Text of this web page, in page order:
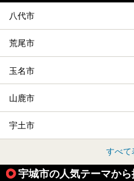
八代市
荒尾市
玉名市
山鹿市
宇土市
すべて
宇城市の人気テーマから